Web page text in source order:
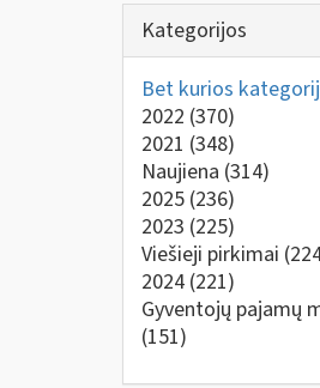
Kategorijos
Bet kurios
2022 (370)
2021 (348)
Naujiena (314)
2025 (236)
2023 (225)
Viešieji pirkimai
2024 (221)
Gyventojų pajamų
(151)